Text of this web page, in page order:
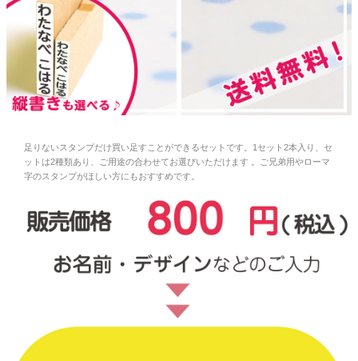
お問い合わせ
お客様へのお知
らせ
足りないスタンプだけ買い足すことができるセットです。1セット2本入り、セ
ットは2種類あり、ご用途の合わせてお選びいただけます 。ご兄弟用やローマ
字のスタンプがほしい方にもおすすめです。